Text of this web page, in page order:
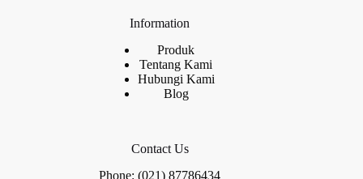
Information
Produk
Tentang Kami
Hubungi Kami
Blog
Contact Us
Phone: (021) 87786434